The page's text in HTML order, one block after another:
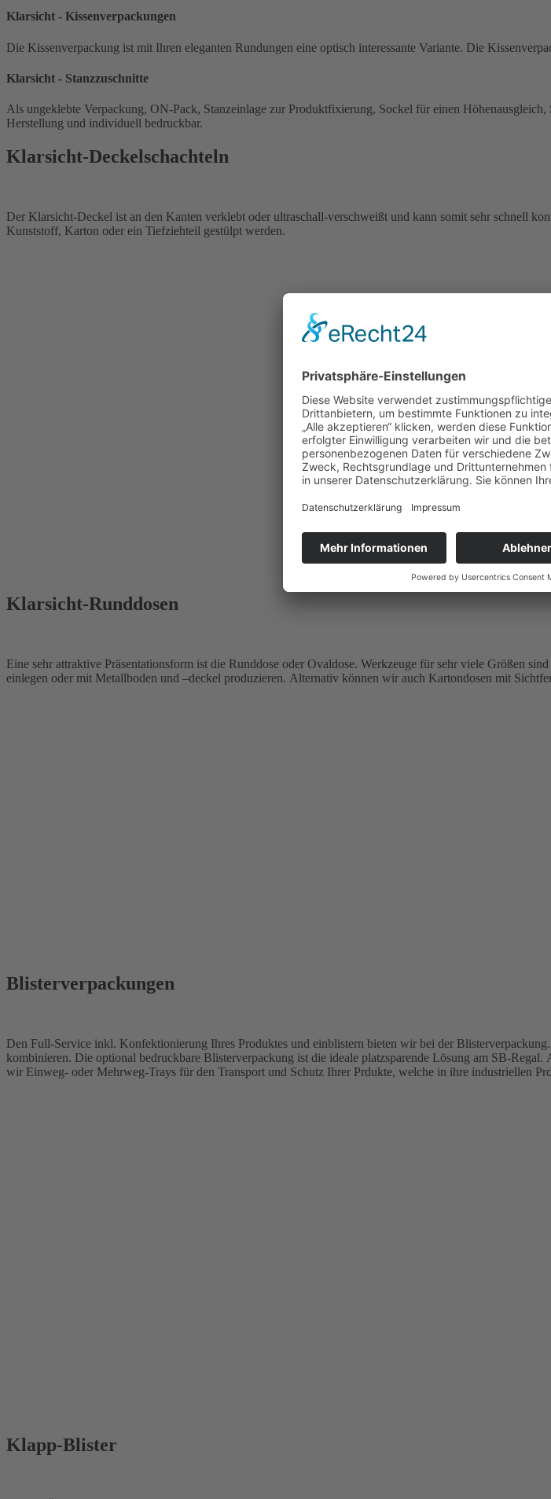
Klarsicht - Kissenverpackungen
Klarsicht - Stanzzuschnitte
Als ungeklebte Verpackung, ON-Pack, Stanzeinlage zur Produktfixierung, Sockel für einen Höhenausgleich, Sichtfenster oder ungeklebte Deckel der Stanzzuschnitt ist universell einsetzbar, günstig in der
Herstellung und individuell bedruckbar.
Klarsicht-Deckelschachteln
Der Klarsicht-Deckel ist an den Kanten verklebt oder ultraschall-verschweißt und kann somit sehr schnell
Kunststoff, Karton oder ein Tiefziehteil gestülpt werden.
Klarsicht-Runddosen
Eine sehr attraktive Präsentationsform ist die Runddose oder Ovaldose. Werkzeuge für sehr viele Größen
einlegen oder mit Metallboden und –deckel produzieren. Alternativ können wir auch Kartondosen mit
Blisterverpackungen
Den Full-Service inkl. Konfektionierung Ihres Produktes und einblistern bieten wir bei der
kombinieren. Die optional bedruckbare Blisterverpackung ist die ideale platzsparende Lösung am SB-
wir Einweg- oder Mehrweg-Trays für den Transport und Schutz Ihrer Prdukte, welche in ihre industriellen
Klapp-Blister